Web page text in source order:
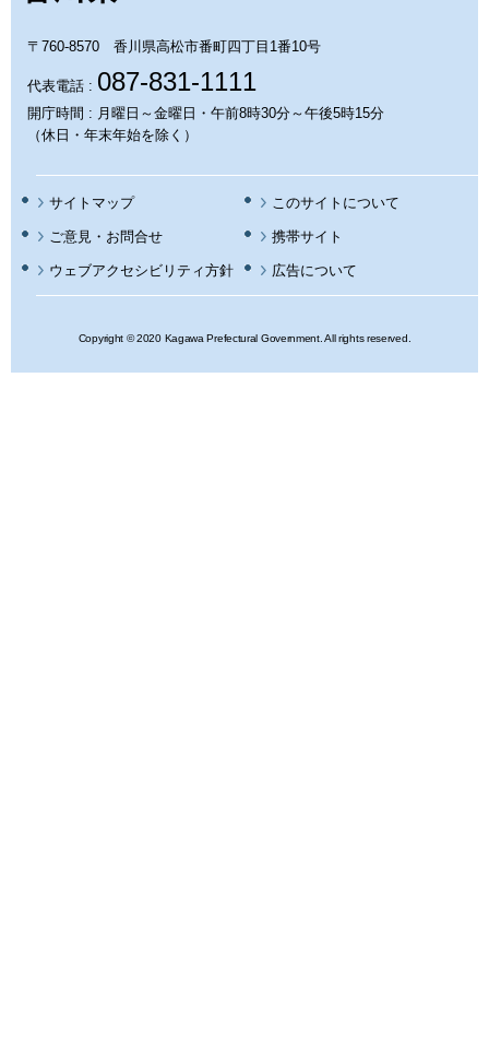
〒760-8570 香川県高松市番町四丁目1番10号
代表電話 : 087-831-1111
開庁時間 : 月曜日～金曜日・午前8時30分～午後5時15分
（休日・年末年始を除く）
サイトマップ このサイトについて
携帯サイト
ウェブアクセシビリティ方針 広告について
Copyright © 2020 Kagawa Prefectural Government. All rights reserved.